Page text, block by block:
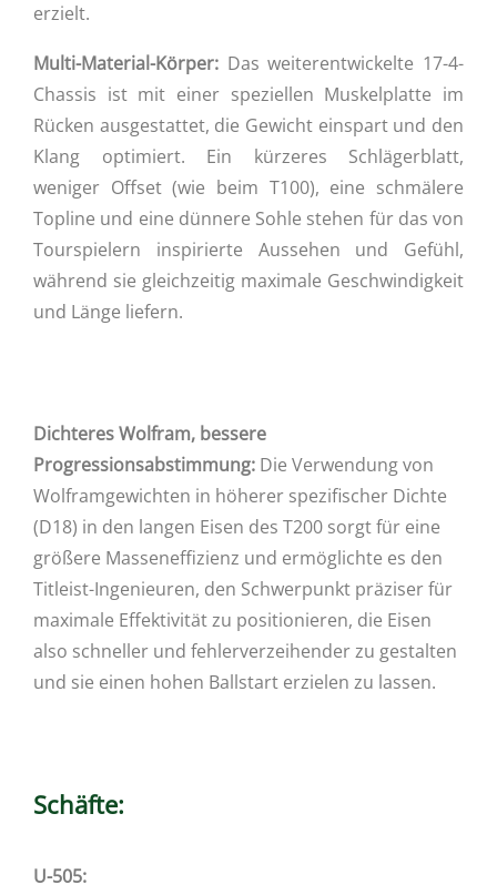
erzielt.
Multi-Material-Körper: Das weiterentwickelte 17-4-
Chassis ist mit einer speziellen Muskelplatte im
Rücken ausgestattet, die Gewicht einspart und den
Klang optimiert. Ein kürzeres Schlägerblatt,
weniger Offset (wie beim T100), eine schmälere
Topline und eine dünnere Sohle stehen für das von
Tourspielern inspirierte Aussehen und Gefühl,
während sie gleichzeitig maximale Geschwindigkeit
und Länge liefern.
Dichteres Wolfram, bessere
Progressionsabstimmung: Die Verwendung von
Wolframgewichten in höherer spezifischer Dichte
(D18) in den langen Eisen des T200 sorgt für eine
größere Masseneffizienz und ermöglichte es den
Titleist-Ingenieuren, den Schwerpunkt präziser für
maximale Effektivität zu positionieren, die Eisen
also schneller und fehlerverzeihender zu gestalten
und sie einen hohen Ballstart erzielen zu lassen.
Schäfte:
U-505: